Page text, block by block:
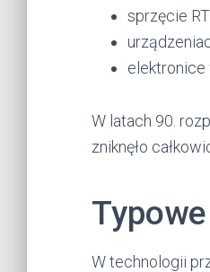
sprzęcie
elektronice
W latach 90.
zniknęło
W technologii